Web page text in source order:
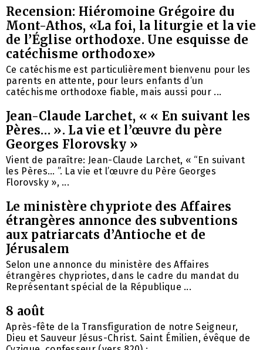
Recension: Hiéromoine Grégoire du
Mont-Athos, «La foi, la liturgie et la vie
de l’Église orthodoxe. Une esquisse de
catéchisme orthodoxe»
Ce catéchisme est particulièrement bienvenu pour les
parents en attente, pour leurs enfants d’un
catéchisme orthodoxe fiable, mais aussi pour ...
Jean-Claude Larchet, « « En suivant les
Pères… ». La vie et l’œuvre du père
Georges Florovsky »
Vient de paraître: Jean-Claude Larchet, « “En suivant
les Pères… ”. La vie et l’œuvre du Père Georges
Florovsky », ...
Le ministère chypriote des Affaires
étrangères annonce des subventions
aux patriarcats d’Antioche et de
Jérusalem
Selon une annonce du ministère des Affaires
étrangères chypriotes, dans le cadre du mandat du
Représentant spécial de la République ...
8 août
Après-fête de la Transfiguration de notre Seigneur,
Dieu et Sauveur Jésus-Christ. Saint Émilien, évêque de